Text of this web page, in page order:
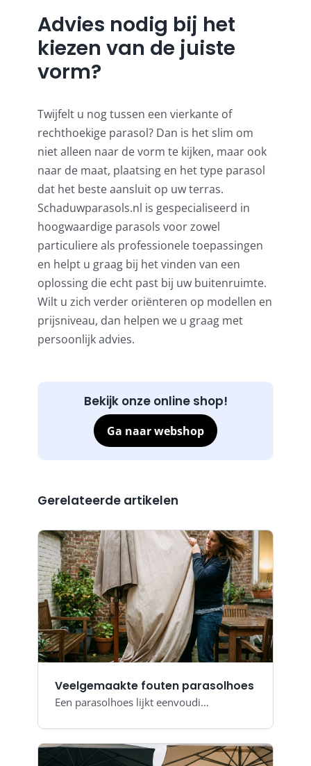
Advies nodig bij het
kiezen van de juiste
vorm?
Twijfelt u nog tussen een vierkante of
rechthoekige parasol? Dan is het slim om
niet alleen naar de vorm te kijken, maar ook
naar de maat, plaatsing en het type parasol
dat het beste aansluit op uw terras.
Schaduwparasols.nl is gespecialiseerd in
hoogwaardige parasols voor zowel
particuliere als professionele toepassingen
en helpt u graag bij het vinden van een
oplossing die echt past bij uw buitenruimte.
Wilt u zich verder oriënteren op modellen en
prijsniveau, dan helpen we u graag met
persoonlijk advies.
Bekijk onze online shop!
Ga naar webshop
Gerelateerde artikelen
Veelgemaakte fouten parasolhoes
Een parasolhoes lijkt eenvoudi…